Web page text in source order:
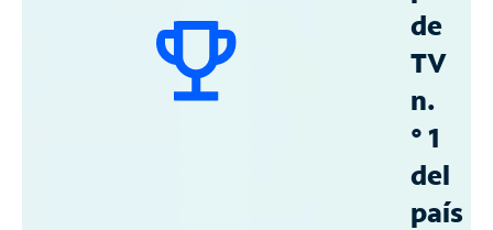
de
TV
n.
° 1
del
país